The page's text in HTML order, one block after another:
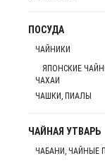
ПОСУДА
ЧАЙНИКИ
ЯПОНСКИЕ
ЧАХАИ
ЧАШКИ, ПИАЛЫ
ЧАЙНАЯ УТВАРЬ
ЧАБАНИ, ЧАЙНЫЕ